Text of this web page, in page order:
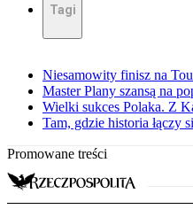
Tagi
Niesamowity finisz na
Master Plany szansą na
Wielki sukces Polaka. Z
Tam, gdzie historia łączy
Promowane treści